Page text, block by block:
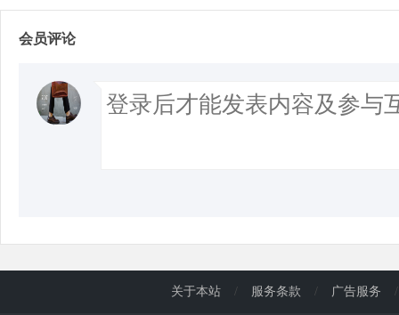
会员评论
关于本站 / 服务条款 / 广告服务 /